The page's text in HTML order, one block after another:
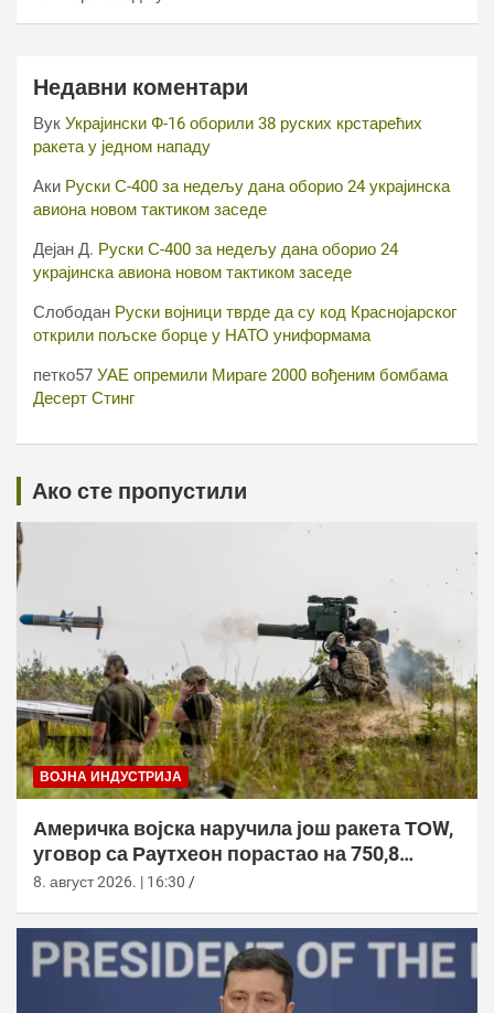
Недавни коментари
Вук Украјински Ф-16 оборили 38 руских крстарећих
ракета у једном нападу
Аки Руски С-400 за недељу дана оборио 24 украјинска
авиона новом тактиком заседе
Дејан Д. Руски С-400 за недељу дана оборио 24
украјинска авиона новом тактиком заседе
Слободан Руски војници тврде да су код Краснојарског
открили пољске борце у НАТО униформама
петко57 УАЕ опремили Мираге 2000 вођеним бомбама
Десерт Стинг
Ако сте пропустили
ВОЈНА ИНДУСТРИЈА
Америчка војска наручила још ракета ТОW,
уговор са Раyтхеон порастао на 750,8
милиона долара
8. август 2026. | 16:30